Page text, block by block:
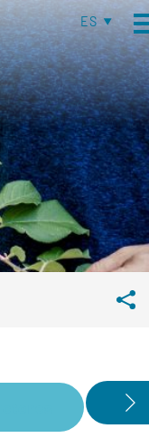
ES